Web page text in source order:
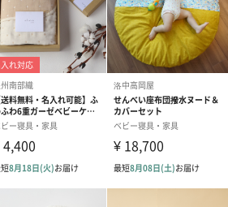
】
る、
ズブラン【Zoocchini（ズーキー